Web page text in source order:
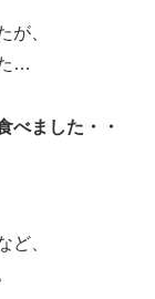
が、
…
べました・・
ど、